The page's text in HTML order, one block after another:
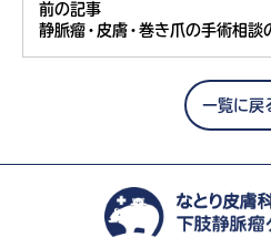
前の記事
静脈瘤・皮膚・巻き爪の手術相談
一覧に戻